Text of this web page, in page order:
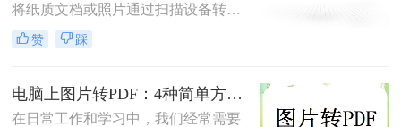
将纸质文档或照片通过扫描设备转化
为数字格式，并进一步将其保存为
PDF文件，以便于分享、存储和查
呢？本文将介绍三种将扫描件转换成
PDF格式的方法。
赞 踩
电脑上图片转PDF：4种简单方法的操作步骤和DPI设置！
在日常工作和学习中，我们经常需要